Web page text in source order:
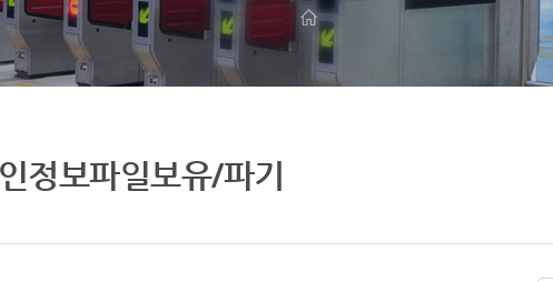
정보파일보유/파기